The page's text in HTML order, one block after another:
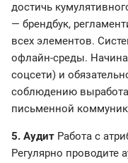
достичь
— брендбук,
всех элементов.
офлайн-среды.
соцсети) и
соблюдению
письменной
5. Аудит Работа с
Регулярно проводите